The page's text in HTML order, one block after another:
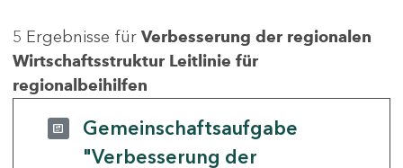
5 Ergebnisse für Verbesserung der regionalen
Wirtschaftsstruktur Leitlinie für
regionalbeihilfen
Gemeinschaftsaufgabe
"Verbesserung der